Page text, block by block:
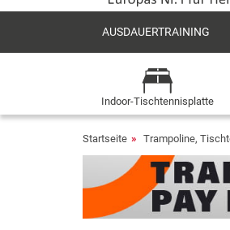
AUSDAUERTRAINING
Indoor-Tischtennisplatte
Startseite Trampoline,